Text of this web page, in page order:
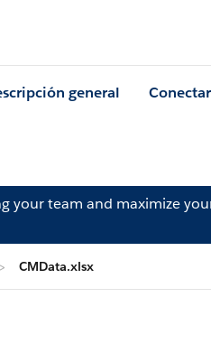
general Conectar
your team and maximize
CMData.xlsx